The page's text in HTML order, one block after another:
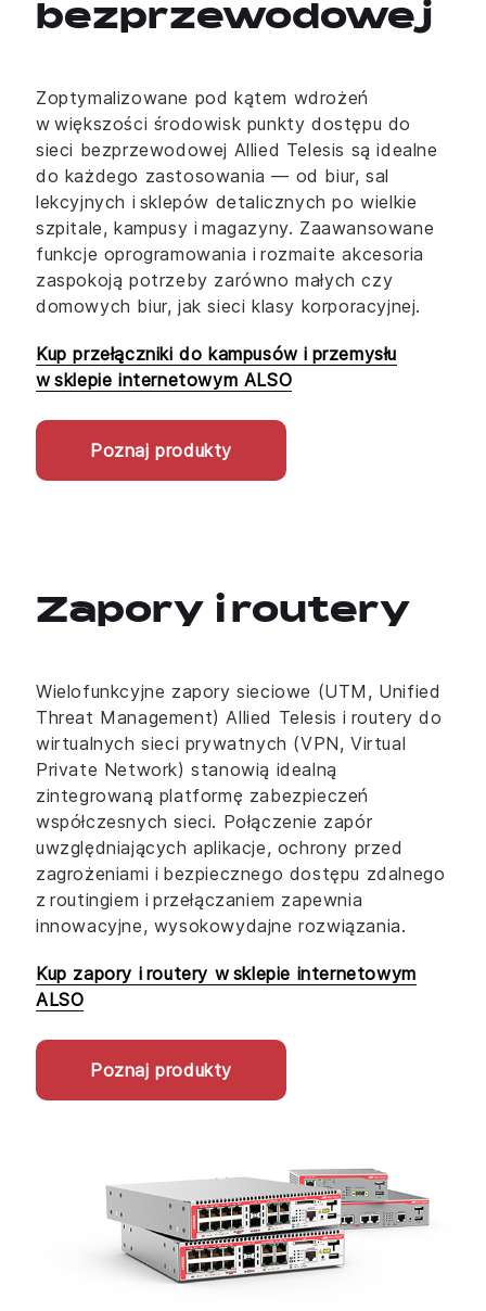
bezprzewodowej
Zoptymalizowane pod kątem wdrożeń
w większości środowisk punkty dostępu do
sieci bezprzewodowej Allied Telesis są idealne
do każdego zastosowania — od biur, sal
lekcyjnych i sklepów detalicznych po wielkie
szpitale, kampusy i magazyny. Zaawansowane
funkcje oprogramowania i rozmaite akcesoria
zaspokoją potrzeby zarówno małych czy
domowych biur, jak sieci klasy korporacyjnej.
Kup przełączniki do kampusów i przemysłu
w sklepie internetowym ALSO
Poznaj produkty
Zapory i routery
Wielofunkcyjne zapory sieciowe (UTM, Unified
Threat Management) Allied Telesis i routery do
wirtualnych sieci prywatnych (VPN, Virtual
Private Network) stanowią idealną
zintegrowaną platformę zabezpieczeń
współczesnych sieci. Połączenie zapór
uwzględniających aplikacje, ochrony przed
zagrożeniami i bezpiecznego dostępu zdalnego
z routingiem i przełączaniem zapewnia
innowacyjne, wysokowydajne rozwiązania.
Kup zapory i routery w sklepie internetowym
ALSO
Poznaj produkty